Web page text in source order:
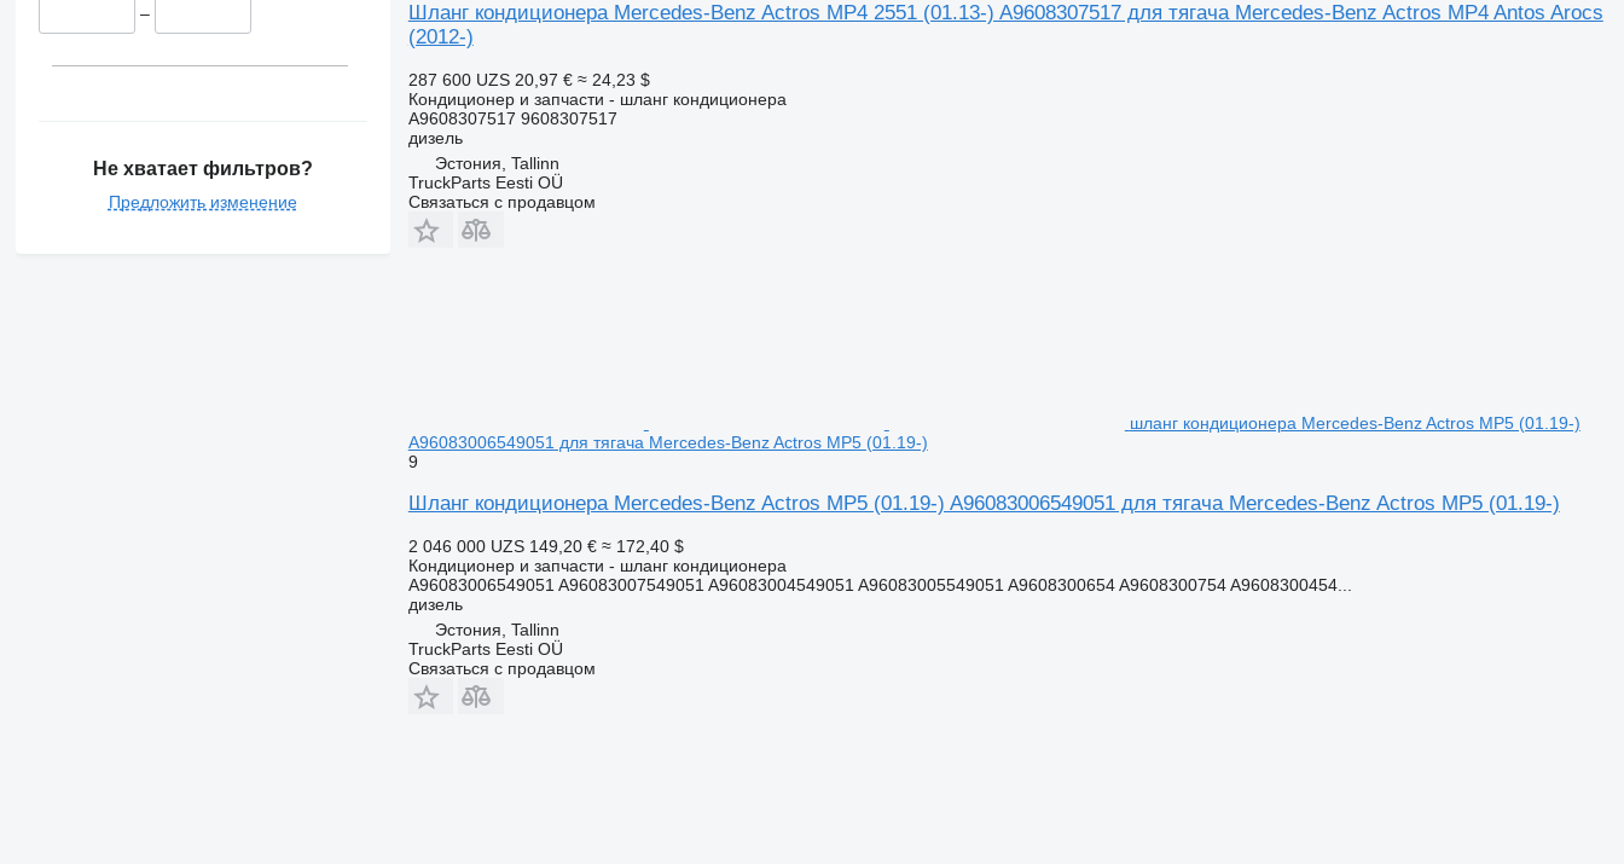
–
Не хватает фильтров?
Предложить изменение
Шланг кондиционера Mercedes-Benz Actros MP4 2551 (01.13-) A9608307517 для тягача Mercedes-Benz Actros MP4 Antos Arocs
(2012-)
287 600 UZS 20,97 € ≈ 24,23 $
Кондиционер и запчасти - шланг кондиционера
A9608307517 9608307517
дизель
Эстония, Tallinn
TruckParts Eesti OÜ
Связаться с продавцом
шланг кондиционера Mercedes-Benz Actros MP5 (01.19-)
A96083006549051 для тягача Mercedes-Benz Actros MP5 (01.19-)
9
Шланг кондиционера Mercedes-Benz Actros MP5 (01.19-) A96083006549051 для тягача Mercedes-Benz Actros MP5 (01.19-)
2 046 000 UZS 149,20 € ≈ 172,40 $
Кондиционер и запчасти - шланг кондиционера
A96083006549051 A96083007549051 A96083004549051 A96083005549051 A9608300654 A9608300754 A9608300454...
дизель
Эстония, Tallinn
TruckParts Eesti OÜ
Связаться с продавцом